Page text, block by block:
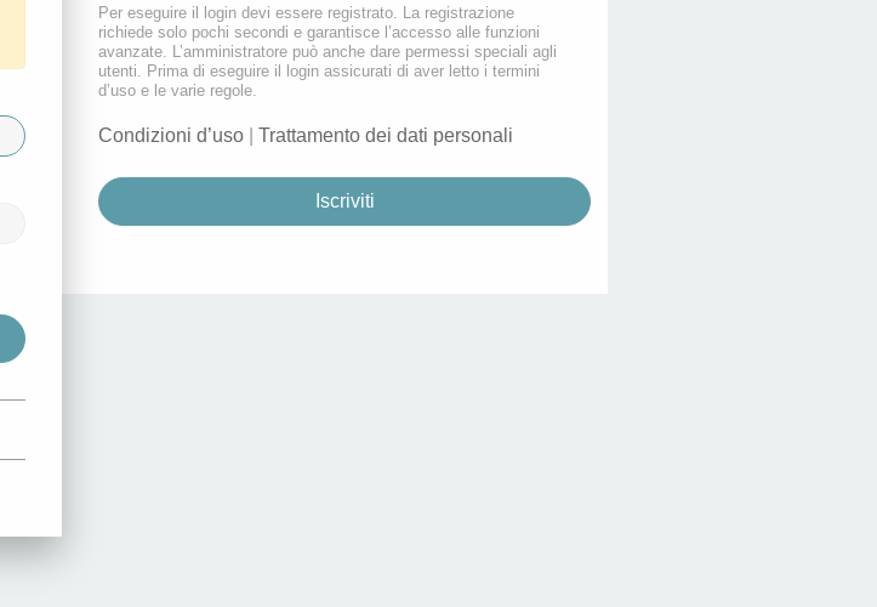
Per eseguire il login devi essere registrato. La registrazione
richiede solo pochi secondi e garantisce l’accesso alle funzioni
avanzate. L’amministratore può anche dare permessi speciali agli
utenti. Prima di eseguire il login assicurati di aver letto i termini
d’uso e le varie regole.
Condizioni d’uso Trattamento dei dati personali
Iscriviti